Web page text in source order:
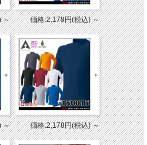
～ 価格:2,178円(税込)～
～ 価格:2,178円(税込)～